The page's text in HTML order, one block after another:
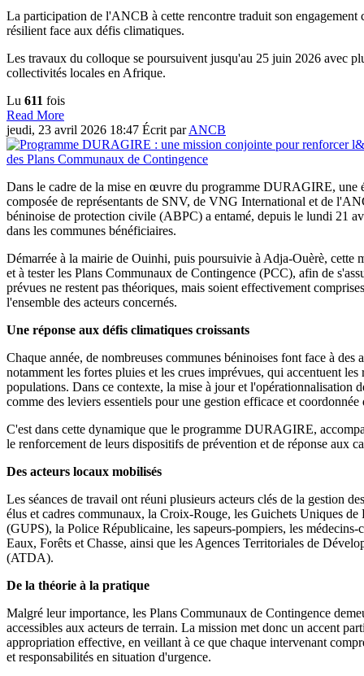
La participation de l'ANCB à cette rencontre traduit son
résilient face aux défis climatiques.
Les travaux du colloque se poursuivent jusqu'au 25 juin 2026 avec
collectivités locales en Afrique.
Lu 611 fois
Read More
jeudi, 23 avril 2026 18:47 Écrit parANCB
Dans le cadre de la mise en œuvre du programme DURAGIRE, une
composée de représentants de SNV, de VNG International et de
béninoise de protection civile (ABPC) a entamé, depuis le lundi 21
dans les communes bénéficiaires.
Démarrée à la mairie de Ouinhi, puis poursuivie à Adja-Ouèrè, cette
et à tester les Plans Communaux de Contingence (PCC), afin de
prévues ne restent pas théoriques, mais soient effectivement
l'ensemble des acteurs concernés.
Une réponse aux défis climatiques croissants
Chaque année, de nombreuses communes béninoises font face à des
notamment les fortes pluies et les crues imprévues, qui accentuent les
populations. Dans ce contexte, la mise à jour et l'opérationnalisation
comme des leviers essentiels pour une gestion efficace et coordonnée
C'est dans cette dynamique que le programme DURAGIRE,
le renforcement de leurs dispositifs de prévention et de réponse aux
Des acteurs locaux mobilisés
Les séances de travail ont réuni plusieurs acteurs clés de la gestion
élus et cadres communaux, la Croix-Rouge, les Guichets Uniques de
(GUPS), la Police Républicaine, les sapeurs-pompiers, les médecins-
Eaux, Forêts et Chasse, ainsi que les Agences Territoriales de
(ATDA).
De la théorie à la pratique
Malgré leur importance, les Plans Communaux de Contingence
accessibles aux acteurs de terrain. La mission met donc un accent
appropriation effective, en veillant à ce que chaque intervenant
et responsabilités en situation d'urgence.